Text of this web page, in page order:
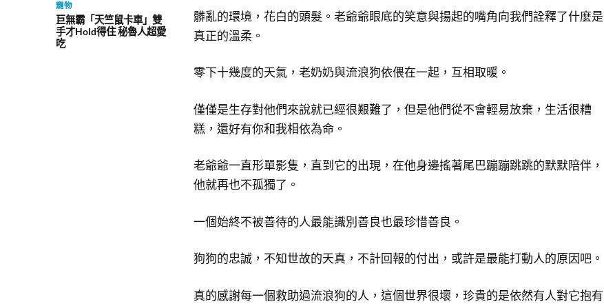
寵物
巨無霸「天竺鼠卡車」雙
手才Hold得住 秘魯人超愛
吃
髒亂的環境，花白的頭髮。老爺爺眼底的笑意與揚起的嘴角向我們詮釋了什麼是
真正的溫柔。
零下十幾度的天氣，老奶奶與流浪狗依偎在一起，互相取暖。
僅僅是生存對他們來說就已經很艱難了，但是他們從不會輕易放棄，生活很糟
糕，還好有你和我相依為命。
老爺爺一直形單影隻，直到它的出現，在他身邊搖著尾巴蹦蹦跳跳的默默陪伴，
他就再也不孤獨了。
一個始終不被善待的人最能識別善良也最珍惜善良。
狗狗的忠誠，不知世故的天真，不計回報的付出，或許是最能打動人的原因吧。
真的感謝每一個救助過流浪狗的人，這個世界很壞，珍貴的是依然有人對它抱有